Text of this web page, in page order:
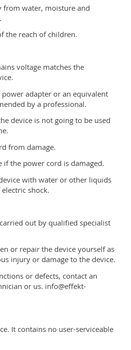
from water, moisture and
the reach of children.
voltage matches the
power adapter or an equivalent
by a professional.
device is not going to be used
from damage.
if the power cord is damaged.
with water or other liquids
shock.
out by qualified specialist
or repair the device yourself as
injury or damage to the device.
or defects, contact an
or us. info@effekt-
It contains no user-serviceable